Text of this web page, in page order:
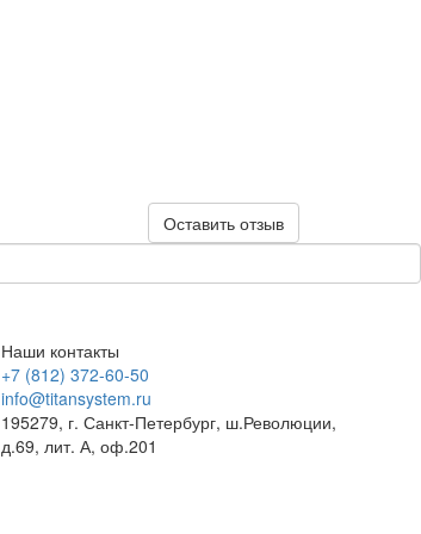
Оставить отзыв
Наши контакты
+7 (812) 372-60-50
info@titansystem.ru
195279, г. Санкт-Петербург, ш.Революции,
д.69, лит. А, оф.201